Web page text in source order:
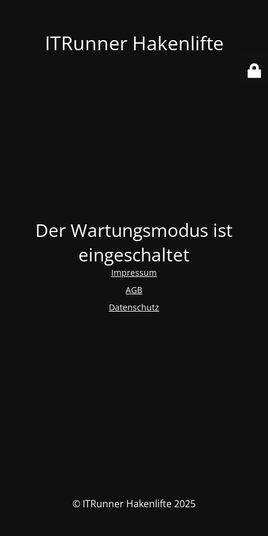
ITRunner Hakenlifte
Der Wartungsmodus ist
eingeschaltet
Impressum
AGB
Datenschutz
© ITRunner Hakenlifte 2025